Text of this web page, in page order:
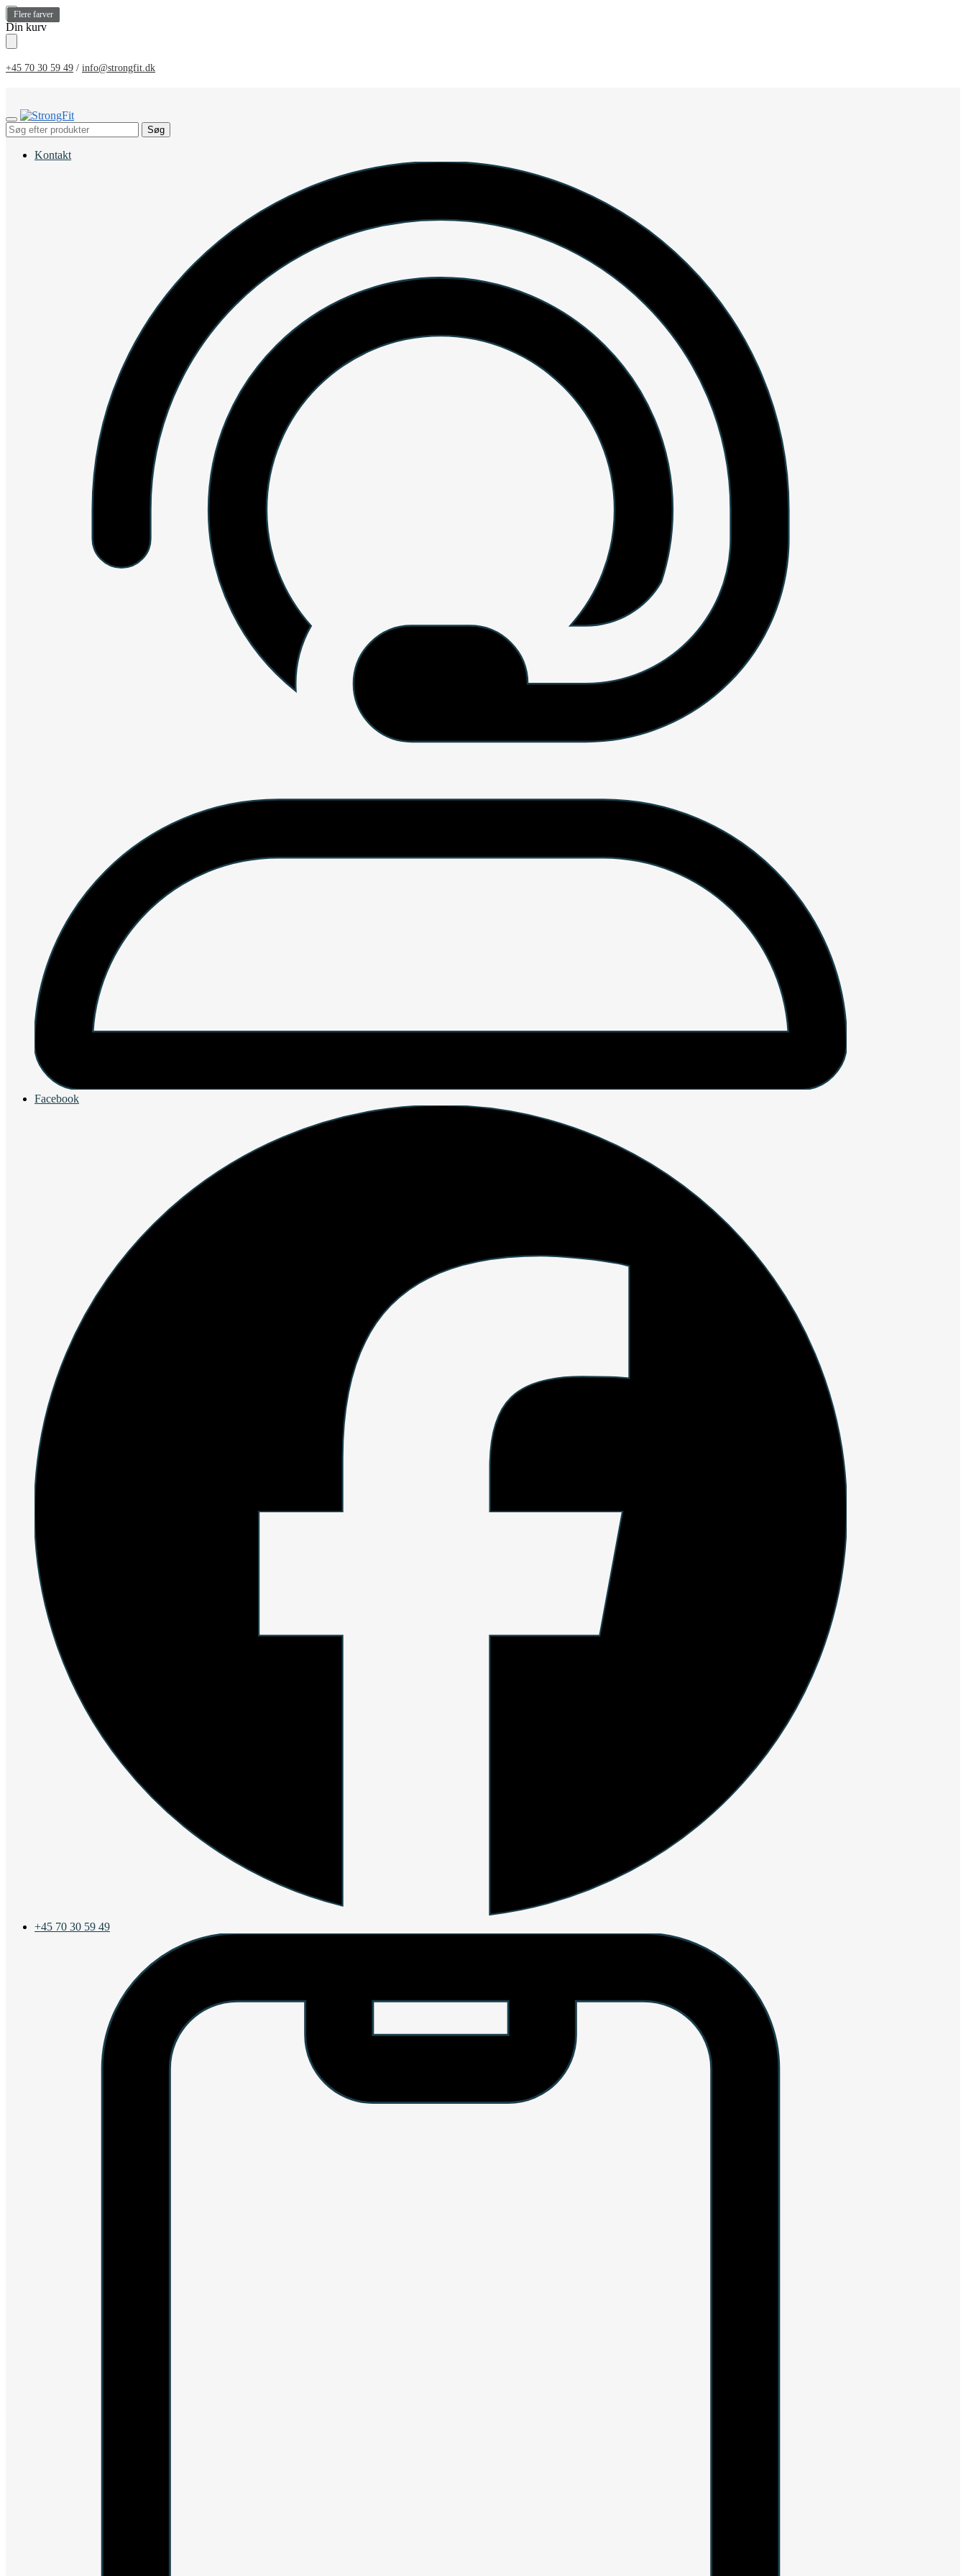
Skip
to
navigation
Skip
to
content
Din kurv
+45 70 30 59 49 / info@strongfit.dk
Søg
efter:
Søg
Kontakt
Facebook
+45 70 30 59 49
Flere farver
Flere farver
Flere farver
Flere farver